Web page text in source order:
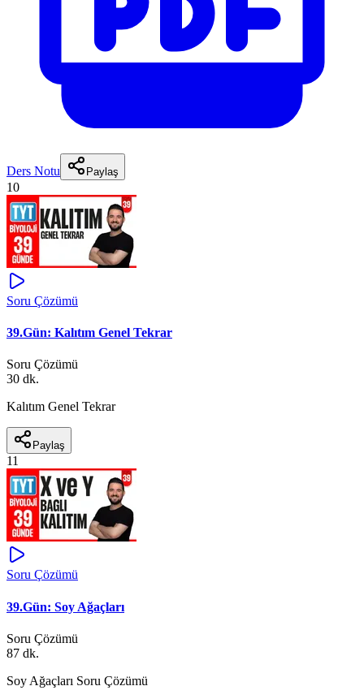
Ders Notu Paylaş
10
Soru Çözümü
39.Gün: Kalıtım Genel Tekrar
Soru Çözümü
30 dk.
Kalıtım Genel Tekrar
Paylaş
11
Soru Çözümü
39.Gün: Soy Ağaçları
Soru Çözümü
87 dk.
Soy Ağaçları Soru Çözümü